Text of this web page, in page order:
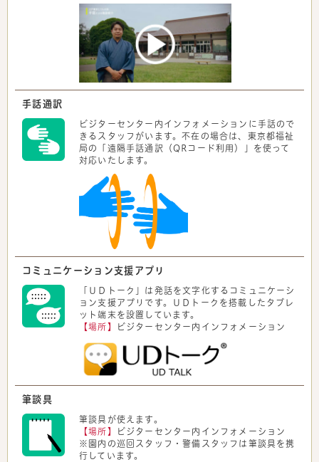
手話通訳
ビジターセンター内インフォメーションに手話ので
きるスタッフがいます。不在の場合は、東京都福祉
局の「遠隔手話通訳（QRコード利用）」を使って
対応いたします。
コミュニケーション支援アプリ
「ＵＤトーク」は発話を文字化するコミュニケーシ
ョン支援アプリです。ＵＤトークを搭載したタブレ
ット端末を設置しています。
【場所】
ビジターセンター内インフォメーション
筆談具
筆談具が使えます。
【場所】
ビジターセンター内インフォメーション
※園内の巡回スタッフ・警備スタッフは筆談具を携
行しています。